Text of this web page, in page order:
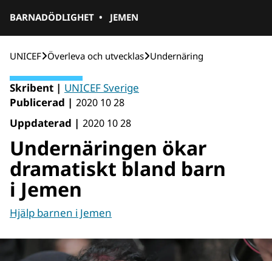
BARNADÖDLIGHET • JEMEN
UNICEF Över­leva och utvecklas Undernäring
Skribent | UNICEF Sverige
Publicerad | 2020 10 28
Uppdaterad | 2020 10 28
Undernäringen ökar
dramatiskt bland barn
i Jemen
Hjälp barnen i Jemen